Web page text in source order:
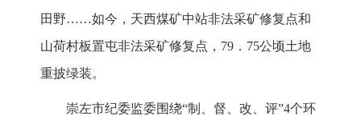
田野……如今，天西煤矿中站非法采矿修复点和
山荷村板置屯非法采矿修复点，79．75公顷土地
重披绿装。
崇左市纪委监委围绕“制、督、改、评”4个环